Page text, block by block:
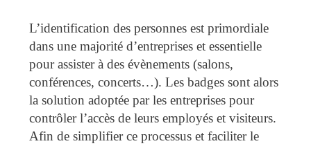
L’identification des personnes est primordiale
dans une majorité d’entreprises et essentielle
pour assister à des évènements (salons,
conférences, concerts…). Les badges sont alors
la solution adoptée par les entreprises pour
contrôler l’accès de leurs employés et visiteurs.
Afin de simplifier ce processus et faciliter le